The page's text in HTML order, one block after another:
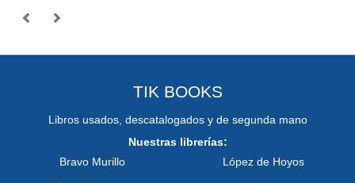
TIK BOOKS
Libros usados, descatalogados y de segunda mano
Nuestras librerías:
Bravo Murillo
López de Hoyos